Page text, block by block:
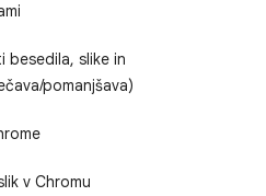
besedila, slike in
pomanjšava)
v Chromu